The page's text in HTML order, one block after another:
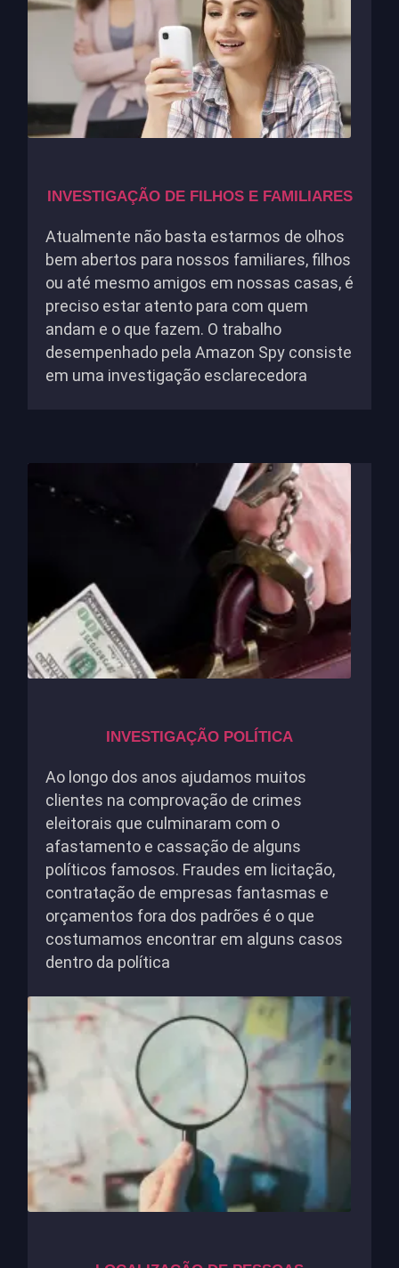
INVESTIGAÇÃO DE FILHOS E FAMILIARES
Atualmente não basta estarmos de olhos
bem abertos para nossos familiares, filhos
ou até mesmo amigos em nossas casas, é
preciso estar atento para com quem
andam e o que fazem. O trabalho
desempenhado pela Amazon Spy consiste
em uma investigação esclarecedora
INVESTIGAÇÃO POLÍTICA
Ao longo dos anos ajudamos muitos
clientes na comprovação de crimes
eleitorais que culminaram com o
afastamento e cassação de alguns
políticos famosos. Fraudes em licitação,
contratação de empresas fantasmas e
orçamentos fora dos padrões é o que
costumamos encontrar em alguns casos
dentro da política